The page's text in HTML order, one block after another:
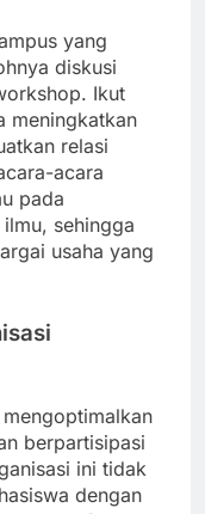
yang
diskusi
Ikut
meningkatkan
relasi
acara
pada
sehingga
usaha yang
berpartisipasi
ini tidak
dengan